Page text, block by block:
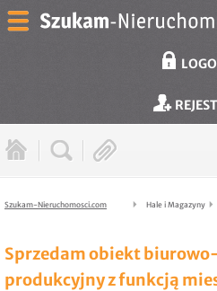
Szukam-Nieruchomosci.com Hale i Magazyny
Sprzedam obiekt biurowo-
produkcyjny z funkcją